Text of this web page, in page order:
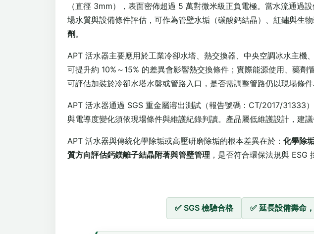
（直徑 3mm），表面密佈超過 5 萬對微米級正負電極。當水流通過
場水質與設備條件評估，可作為管壁水垢（碳酸鈣結晶）、紅鏽與生
劑。
APT 活水器主要應用於工業冷卻水塔、熱交換器、中央空調冰水主
可提升約 10%～15% 的差異會影響熱交換條件；實際能源使用、藥
可評估加裝於冷卻水塔水盤或管路入口，是否需調整管路仍以現場條件
APT 活水器通過 SGS 重金屬溶出測試（報告號碼：CT/2017/31333
與電導度變化須依現場條件與維護紀錄判讀。產品屬低維護設計，建
APT 活水器與傳統化學除垢或高壓研磨除垢的根本差異在於： 化學除
質方向評估鈣鎂離子結晶附著與管壁管理 ，是否符合環保法規與 ESG
✅ SGS 檢驗合格 ✅ 延長設備壽命